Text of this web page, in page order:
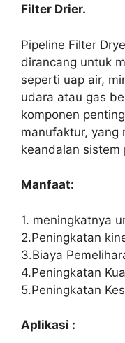
Filter Drier.
Pipeline Filter
dirancang untuk
seperti uap air,
udara atau gas
komponen
manufaktur, yang
keandalan sistem
Manfaat:
1. meningkatnya
2.Peningkatan
3.Biaya
4.Peningkatan
5.Peningkatan
Aplikasi :